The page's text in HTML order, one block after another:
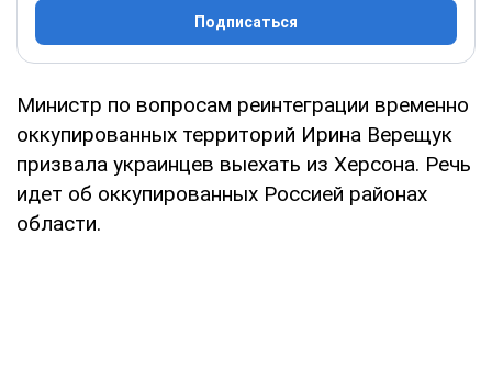
Подписаться
Министр по вопросам реинтеграции временно
оккупированных территорий Ирина Верещук
призвала украинцев выехать из Херсона. Речь
идет об оккупированных Россией районах
области.